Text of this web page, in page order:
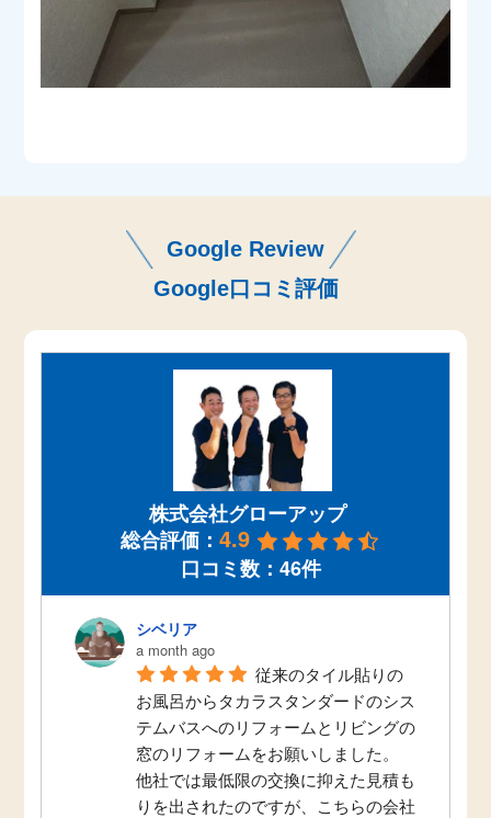
Google Review
Google口コミ評価
株式会社グローアップ
総合評価： 4.9
口コミ数：46件
シベリア
a month ago
従来のタイル貼りの
お風呂からタカラスタンダードのシス
テムバスへのリフォームとリビングの
窓のリフォームをお願いしました。
他社では最低限の交換に抑えた見積も
りを出されたのですが、こちらの会社